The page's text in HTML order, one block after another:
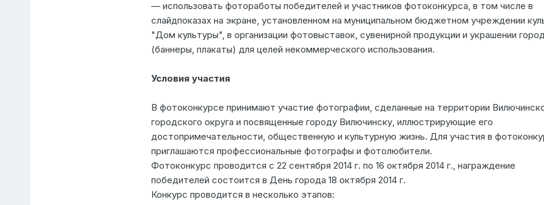
— использовать фотоработы победителей и участников фотоконкурса, в том числе в
слайдпоказах на экране, установленном на муниципальном бюджетном учреждении
"Дом культуры", в организации фотовыставок, сувенирной продукции и украшении
(баннеры, плакаты) для целей некоммерческого использования.
Условия участия
В фотоконкурсе принимают участие фотографии, сделанные на территории
городского округа и посвященные городу Вилючинску, иллюстрирующие его
достопримечательности, общественную и культурную жизнь. Для участия в
приглашаются профессиональные фотографы и фотолюбители.
Фотоконкурс проводится с 22 сентября 2014 г. по 16 октября 2014 г., награждение
победителей состоится в День города 18 октября 2014 г.
Конкурс проводится в несколько этапов: